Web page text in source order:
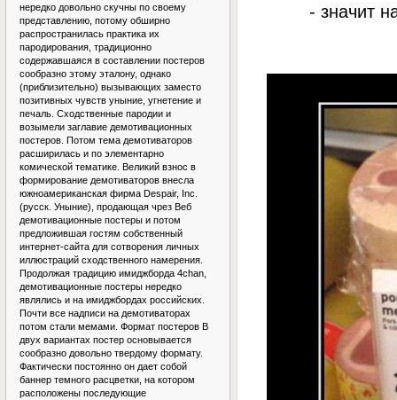
- значит
нередко довольно скучны по своему
представлению, потому обширно
распространилась практика их
пародирования, традиционно
содержавшаяся в составлении постеров
сообразно этому эталону, однако
(приблизительно) вызывающих заместо
позитивных чувств уныние, угнетение и
печаль. Сходственные пародии и
возымели заглавие демотивационных
постеров. Потом тема демотиваторов
расширилась и по элементарно
комической тематике. Великий взнос в
формирование демотиваторов внесла
южноамериканская фирма Despair, Inc.
(русск. Уныние), продающая чрез Веб
демотивационные постеры и потом
предложившая гостям собственный
интернет-сайта для сотворения личных
иллюстраций сходственного намерения.
Продолжая традицию имиджборда 4chan,
демотивационные постеры нередко
являлись и на имиджбордах российских.
Почти все надписи на демотиваторах
потом стали мемами. Формат постеров В
двух вариантах постер основывается
сообразно довольно твердому формату.
Фактически постоянно он дает собой
баннер темного расцветки, на котором
расположены последующие